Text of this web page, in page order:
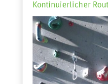
Kontinuierlicher